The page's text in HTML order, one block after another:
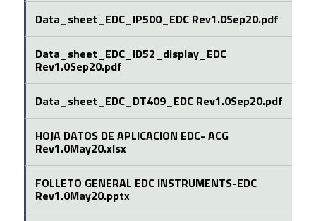
Data_sheet_EDC_IP500_EDC Rev1.0Sep20.pdf
Data_sheet_EDC_ID52_display_EDC
Rev1.0Sep20.pdf
Data_sheet_EDC_DT409_EDC Rev1.0Sep20.pdf
HOJA DATOS DE APLICACION EDC- ACG
Rev1.0May20.xlsx
FOLLETO GENERAL EDC INSTRUMENTS-EDC
Rev1.0May20.pptx